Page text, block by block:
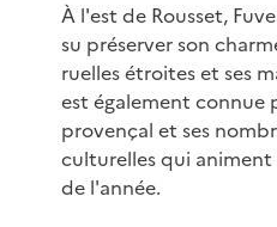
À l'est de Rousset,
su préserver son
ruelles étroites et ses
est également connue
provençal et ses
culturelles qui
de l'année.